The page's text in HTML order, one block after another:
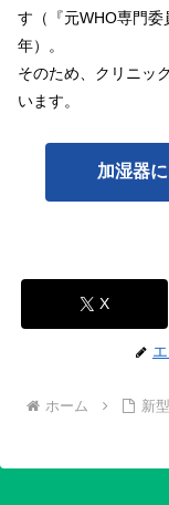
す（『元WHO専門委
年）。
そのため、クリニッ
います。
加湿器
X
ホーム 新